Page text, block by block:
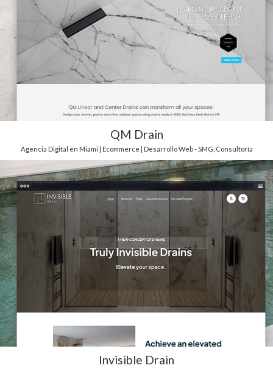
QM Drain
Agencia Digital en Miami | Ecommerce | Desarrollo Web - SMG Consultoría
Invisible Drain